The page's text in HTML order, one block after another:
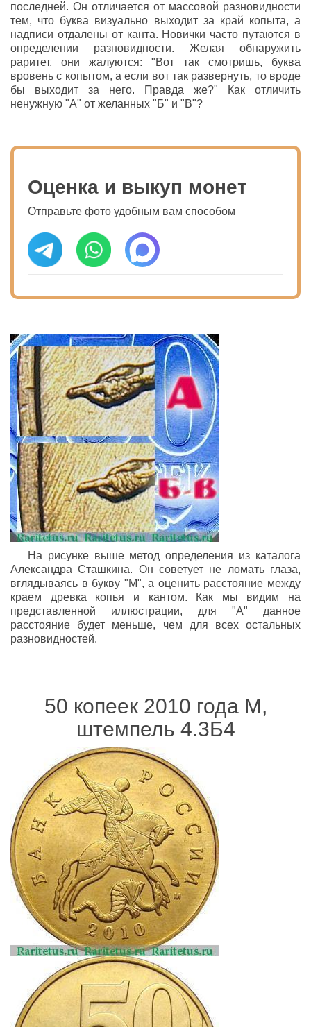
последней. Он отличается от массовой разновидности
тем, что буква визуально выходит за край копыта, а
надписи отдалены от канта. Новички часто путаются в
определении разновидности. Желая обнаружить
раритет, они жалуются: "Вот так смотришь, буква
вровень с копытом, а если вот так развернуть, то вроде
бы выходит за него. Правда же?" Как отличить
ненужную "А" от желанных "Б" и "В"?
Оценка и выкуп монет
Отправьте фото удобным вам способом
На рисунке выше метод определения из каталога
Александра Сташкина. Он советует не ломать глаза,
вглядываясь в букву "М", а оценить расстояние между
краем древка копья и кантом. Как мы видим на
представленной иллюстрации, для "А" данное
расстояние будет меньше, чем для всех остальных
разновидностей.
50 копеек 2010 года М,
штемпель 4.3Б4